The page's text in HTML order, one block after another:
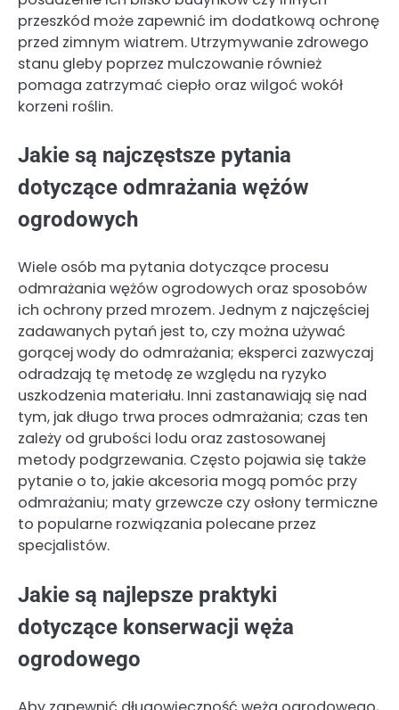
przeszkód może zapewnić im dodatkową ochronę
przed zimnym wiatrem. Utrzymywanie zdrowego
stanu gleby poprzez mulczowanie również
pomaga zatrzymać ciepło oraz wilgoć wokół
korzeni roślin.
Jakie są najczęstsze pytania
dotyczące odmrażania wężów
ogrodowych
Wiele osób ma pytania dotyczące procesu
odmrażania wężów ogrodowych oraz sposobów
ich ochrony przed mrozem. Jednym z najczęściej
zadawanych pytań jest to, czy można używać
gorącej wody do odmrażania; eksperci zazwyczaj
odradzają tę metodę ze względu na ryzyko
uszkodzenia materiału. Inni zastanawiają się nad
tym, jak długo trwa proces odmrażania; czas ten
zależy od grubości lodu oraz zastosowanej
metody podgrzewania. Często pojawia się także
pytanie o to, jakie akcesoria mogą pomóc przy
odmrażaniu; maty grzewcze czy osłony termiczne
to popularne rozwiązania polecane przez
specjalistów.
Jakie są najlepsze praktyki
dotyczące konserwacji węża
ogrodowego